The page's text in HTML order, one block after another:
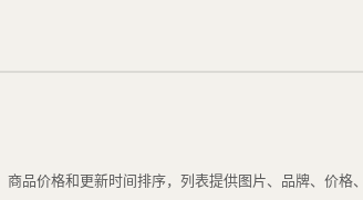
价格和更新时间排序，列表提供图片、品牌、价格